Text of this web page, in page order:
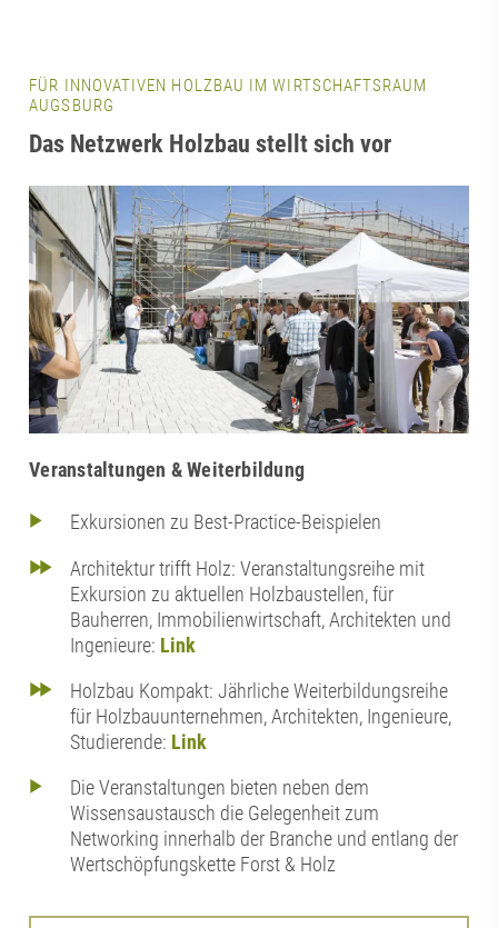
FÜR INNOVATIVEN HOLZBAU IM WIRTSCHAFTSRAUM
AUGSBURG
Das Netzwerk Holzbau stellt sich vor
Veranstaltungen & Weiterbildung
Exkursionen zu Best-Practice-Beispielen
Architektur trifft Holz: Veranstaltungsreihe mit
Exkursion zu aktuellen Holzbaustellen, für
Bauherren, Immobilienwirtschaft, Architekten und
Ingenieure: Link
Holzbau Kompakt: Jährliche Weiterbildungsreihe
für Holzbauunternehmen, Architekten, Ingenieure,
Studierende: Link
Die Veranstaltungen bieten neben dem
Wissensaustausch die Gelegenheit zum
Networking innerhalb der Branche und entlang der
Wertschöpfungskette Forst & Holz